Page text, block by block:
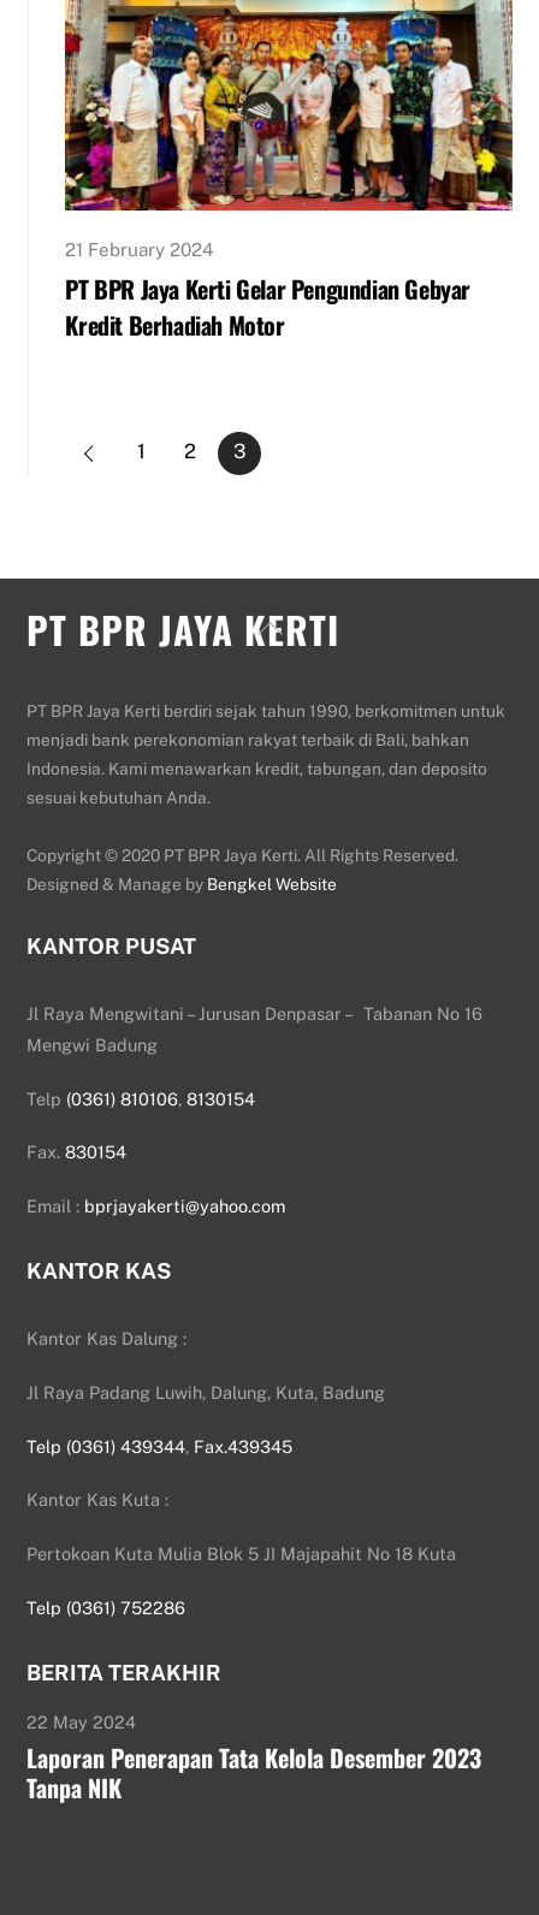
21 February 2024
PT BPR Jaya Kerti Gelar Pengundian Gebyar
Kredit Berhadiah Motor
1 2 3
Back
PT BPR JAYA KERTI
PT BPR Jaya Kerti berdiri sejak tahun 1990, berkomitmen untuk
menjadi bank perekonomian rakyat terbaik di Bali, bahkan
Indonesia. Kami menawarkan kredit, tabungan, dan deposito
sesuai kebutuhan Anda.
Copyright © 2020 PT BPR Jaya Kerti. All Rights Reserved.
Designed & Manage by Bengkel Website
KANTOR PUSAT
Jl Raya Mengwitani – Jurusan Denpasar – Tabanan No 16
Mengwi Badung
Telp (0361) 810106,8130154
Fax.830154
Email : bprjayakerti@yahoo.com
KANTOR KAS
Kantor Kas Dalung :
Jl Raya Padang Luwih, Dalung, Kuta, Badung
Telp (0361) 439344, Fax.439345
Kantor Kas Kuta :
Pertokoan Kuta Mulia Blok 5 JI Majapahit No 18 Kuta
Telp (0361) 752286
BERITA TERAKHIR
22 May 2024
Laporan Penerapan Tata Kelola Desember 2023
Tanpa NIK